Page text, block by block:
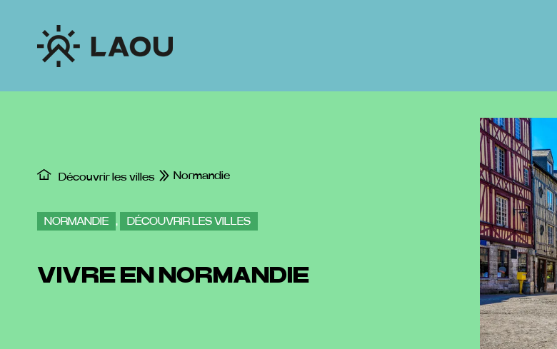
contenu
Découvrir les villes Normandie
NORMANDIE , DÉCOUVRIR LES VILLES
VIVRE EN NORMANDIE